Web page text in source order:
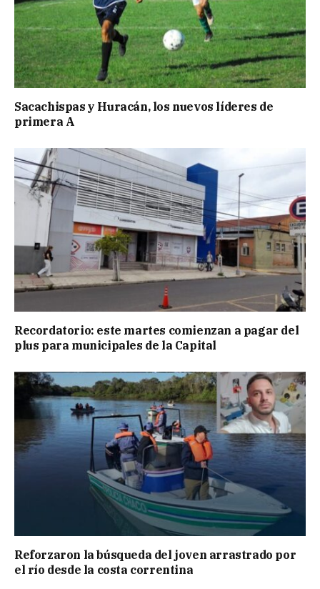
Sacachispas y Huracán, los nuevos líderes de
primera A
Recordatorio: este martes comienzan a pagar del
plus para municipales de la Capital
Reforzaron la búsqueda del joven arrastrado por
el río desde la costa correntina